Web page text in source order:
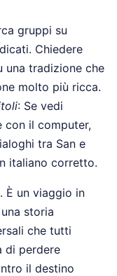
gruppi su
Chiedere
una tradizione che
molto più ricca.
: Se vedi
con il computer,
tra San e
italiano corretto.
È un viaggio in
storia
che tutti
di perdere
il destino